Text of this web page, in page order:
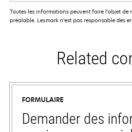
Toutes les informations peuvent faire l'objet de
préalable. Lexmark n'est pas responsable des
Related
FORMULAIRE
Demander des